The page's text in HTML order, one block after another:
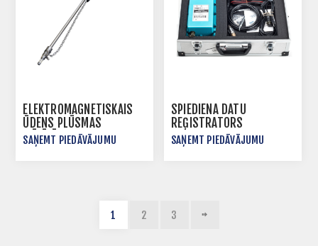
ELEKTROMAGNĒTISKAIS
ŪDENS PLŪSMAS
MĒRĪTĀJS - PRIMEPROBE
SAŅEMT PIEDĀVĀJUMU
SPIEDIENA DATU
REĢISTRATORS
PRESSURE TRANSIENT
SAŅEMT PIEDĀVĀJUMU
1 2 3